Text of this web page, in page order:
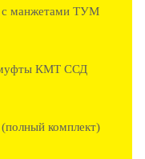
манжетами ТУМ
муфты КМТ ССД
комплект)